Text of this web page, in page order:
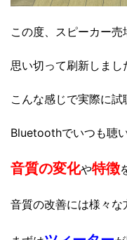
この度、スピーカー
思い切って刷新しまし
こんな感じで実際に試
Bluetoothでいつも聴
音質の変化や特徴
音質の改善には様々な